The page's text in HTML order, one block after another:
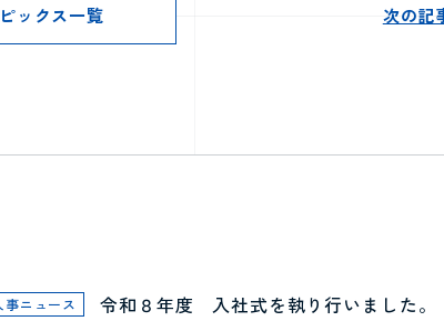
次の記
ピックス一覧
事ニュース 令和８年度 入社式を執り行いました。